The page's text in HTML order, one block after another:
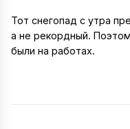
Тот снегопад с утра
а не рекордный.
были на работах.